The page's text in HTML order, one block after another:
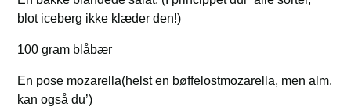
blot iceberg ikke klæder den!)
100 gram blåbær
En pose mozarella(helst en bøffelostmozarella, men alm.
kan også du’)